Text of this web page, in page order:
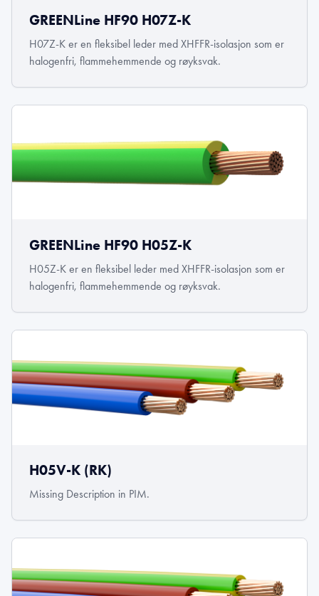
GREENLine HF90 H07Z-K
H07Z-K er en fleksibel leder med XHFFR-isolasjon som er
halogenfri, flammehemmende og røyksvak.
GREENLine HF90 H05Z-K
H05Z-K er en fleksibel leder med XHFFR-isolasjon som er
halogenfri, flammehemmende og røyksvak.
H05V-K (RK)
Missing Description in PIM.